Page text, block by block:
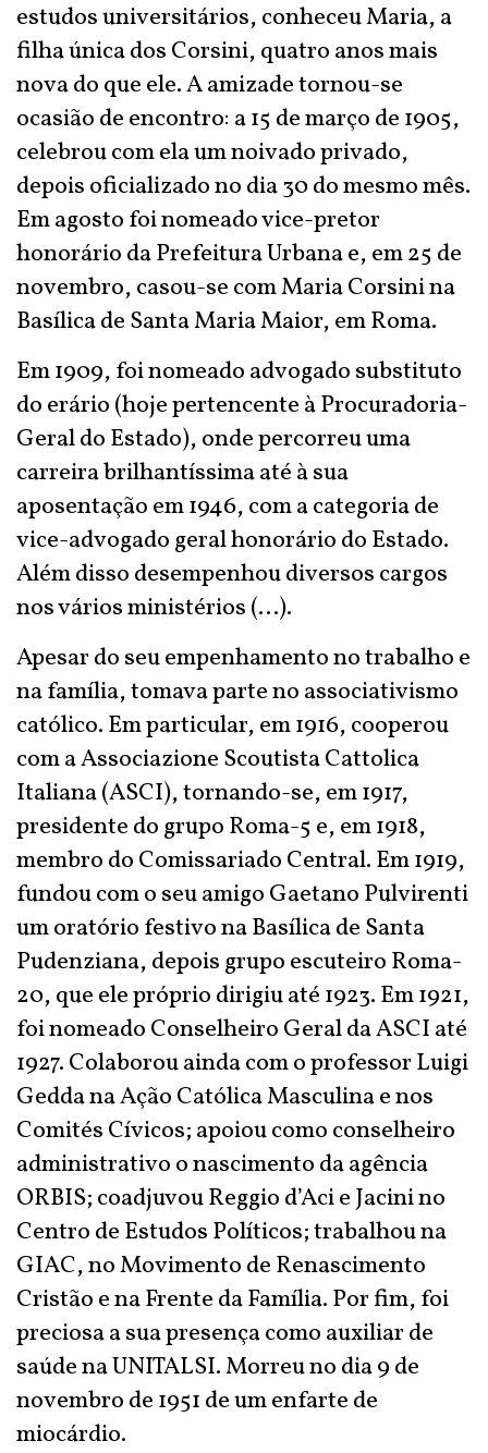
estudos universitários, conheceu Maria, a
filha única dos Corsini, quatro anos mais
nova do que ele. A amizade tornou-se
ocasião de encontro: a 15 de março de 1905,
celebrou com ela um noivado privado,
depois oficializado no dia 30 do mesmo mês.
Em agosto foi nomeado vice-pretor
honorário da Prefeitura Urbana e, em 25 de
novembro, casou-se com Maria Corsini na
Basílica de Santa Maria Maior, em Roma.
Em 1909, foi nomeado advogado substituto
do erário (hoje pertencente à Procuradoria-
Geral do Estado), onde percorreu uma
carreira brilhantíssima até à sua
aposentação em 1946, com a categoria de
vice-advogado geral honorário do Estado.
Além disso desempenhou diversos cargos
nos vários ministérios (...).
Apesar do seu empenhamento no trabalho e
na família, tomava parte no associativismo
católico. Em particular, em 1916, cooperou
com a Associazione Scoutista Cattolica
Italiana (ASCI), tornando-se, em 1917,
presidente do grupo Roma-5 e, em 1918,
membro do Comissariado Central. Em 1919,
fundou com o seu amigo Gaetano Pulvirenti
um oratório festivo na Basílica de Santa
Pudenziana, depois grupo escuteiro Roma-
20, que ele próprio dirigiu até 1923. Em 1921,
foi nomeado Conselheiro Geral da ASCI até
1927. Colaborou ainda com o professor Luigi
Gedda na Ação Católica Masculina e nos
Comités Cívicos; apoiou como conselheiro
administrativo o nascimento da agência
ORBIS; coadjuvou Reggio d’Aci e Jacini no
Centro de Estudos Políticos; trabalhou na
GIAC, no Movimento de Renascimento
Cristão e na Frente da Família. Por fim, foi
preciosa a sua presença como auxiliar de
saúde na UNITALSI. Morreu no dia 9 de
novembro de 1951 de um enfarte de
miocárdio.